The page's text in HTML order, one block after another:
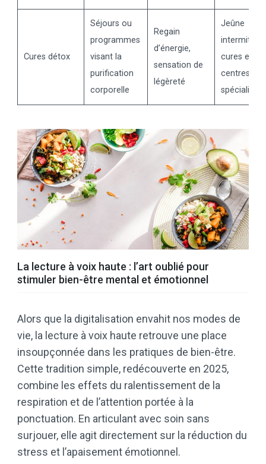
Cures détox
Séjours ou
programmes
visant la
purification
corporelle
Regain
d’énergie,
sensation de
légèreté
Jeûne
cures en
centres
spécialisés
La lecture à voix haute : l’art oublié pour
stimuler bien-être mental et émotionnel
Alors que la digitalisation envahit nos modes de
vie, la lecture à voix haute retrouve une place
insoupçonnée dans les pratiques de bien-être.
Cette tradition simple, redécouverte en 2025,
combine les effets du ralentissement de la
respiration et de l’attention portée à la
ponctuation. En articulant avec soin sans
surjouer, elle agit directement sur la réduction du
stress et l’apaisement émotionnel.